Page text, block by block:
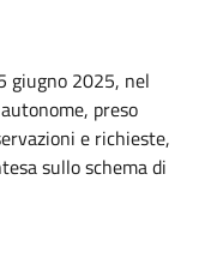
giugno 2025, nel
preso
e richieste,
sullo schema di